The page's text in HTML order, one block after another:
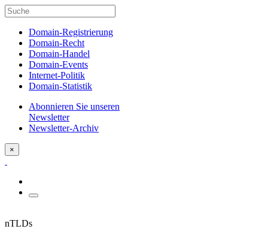
Domain-Registrierung
Domain-Recht
Domain-Handel
Domain-Events
Internet-Politik
Domain-Statistik
Abonnieren Sie unseren
Newsletter
Newsletter-Archiv
×
nTLDs